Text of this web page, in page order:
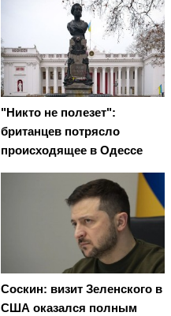
"Никто не полезет":
британцев потрясло
происходящее в Одессе
Соскин: визит Зеленского в
США оказался полным